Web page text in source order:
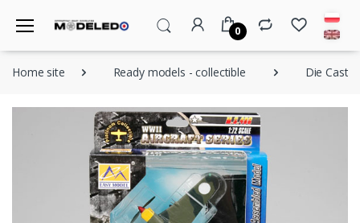
0
Home site Ready models - collectible Die Cast